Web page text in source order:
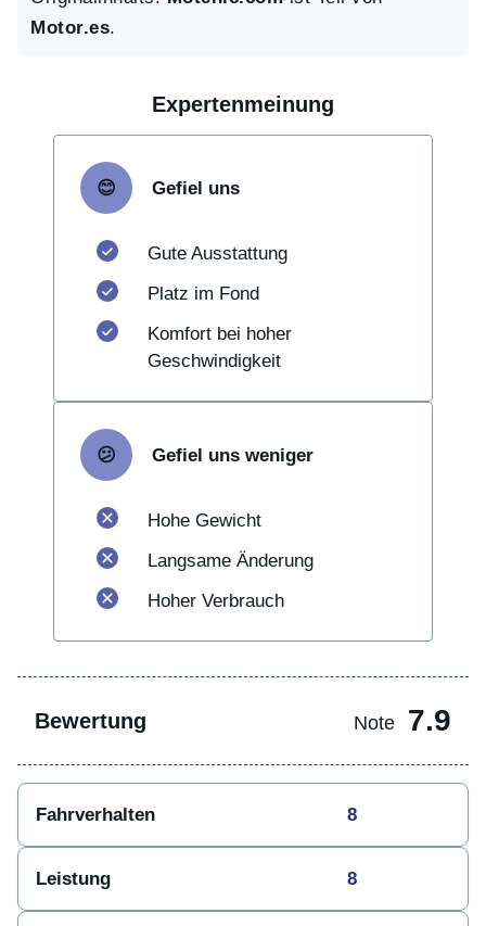
Motor.es.
Expertenmeinung
Gefiel uns
Gute Ausstattung
Platz im Fond
Komfort bei hoher
Geschwindigkeit
Gefiel uns weniger
Hohe Gewicht
Langsame Änderung
Hoher Verbrauch
Bewertung Note 7.9
Fahrverhalten 8
Leistung 8